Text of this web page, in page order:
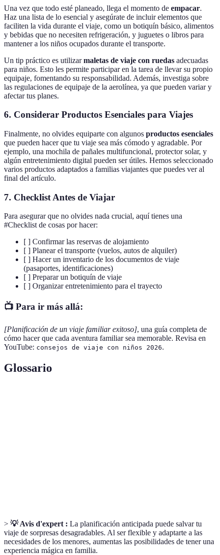
Una vez que todo esté planeado, llega el momento de empacar.
Haz una lista de lo esencial y asegúrate de incluir elementos que
faciliten la vida durante el viaje, como un botiquín básico, alimentos
y bebidas que no necesiten refrigeración, y juguetes o libros para
mantener a los niños ocupados durante el transporte.
Un tip práctico es utilizarmaletas de viaje con ruedas adecuadas
para niños. Esto les permite participar en la tarea de llevar su propio
equipaje, fomentando su responsabilidad. Además, investiga sobre
las regulaciones de equipaje de la aerolínea, ya que pueden variar y
afectar tus planes.
6. Considerar Productos Esenciales para Viajes
Finalmente, no olvides equiparte con algunos productos esenciales
que pueden hacer que tu viaje sea más cómodo y agradable. Por
ejemplo, una mochila de pañales multifuncional, protector solar, y
algún entretenimiento digital pueden ser útiles. Hemos seleccionado
varios productos adaptados a familias viajantes que puedes ver al
final del artículo.
7. Checklist Antes de Viajar
Para asegurar que no olvides nada crucial, aquí tienes una
#Checklist de cosas por hacer:
[ ] Confirmar las reservas de alojamiento
[ ] Planear el transporte (vuelos, autos de alquiler)
[ ] Hacer un inventario de los documentos de viaje
(pasaportes, identificaciones)
[ ] Preparar un botiquín de viaje
[ ] Organizar entretenimiento para el trayecto
📺 Para ir más allá:
[Planificación de un viaje familiar exitoso], una guía completa de
cómo hacer que cada aventura familiar sea memorable. Revisa en
YouTube: consejos de viaje con niños 2026.
Glossario
> 💡 Avis d'expert : La planificación anticipada puede salvar tu
viaje de sorpresas desagradables. Al ser flexible y adaptarte a las
necesidades de los menores, aumentas las posibilidades de tener una
experiencia mágica en familia.